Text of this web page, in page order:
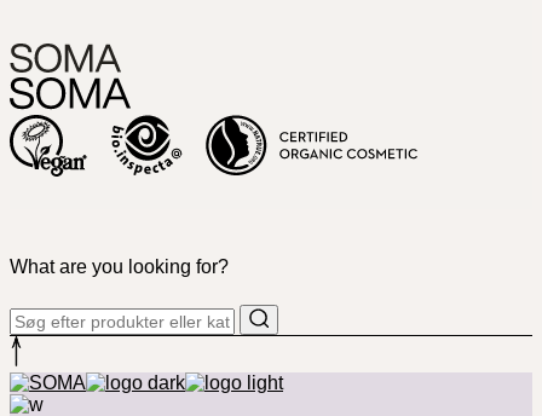
What are you looking for?